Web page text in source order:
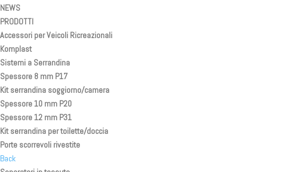
NEWS
PRODOTTI
Accessori per Veicoli Ricreazionali
Komplast
Sistemi a Serrandina
Spessore 8 mm P17
Kit serrandina soggiorno/camera
Spessore 10 mm P20
Spessore 12 mm P31
Kit serrandina per toilette/doccia
Porte scorrevoli rivestite
Back